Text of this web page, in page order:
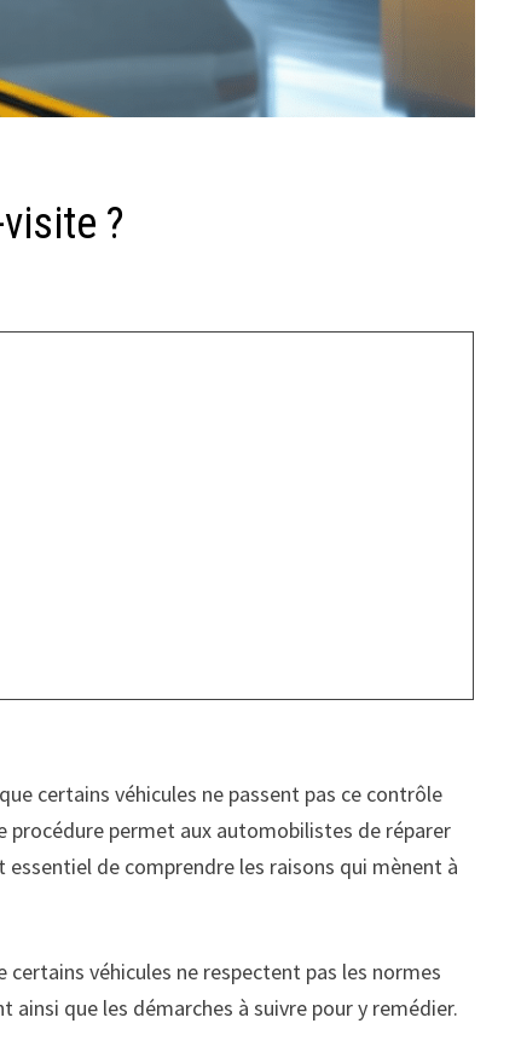
?
certains véhicules ne passent pas ce contrôle
procédure permet aux automobilistes de réparer
de comprendre les raisons qui mènent à
véhicules ne respectent pas les normes
que les démarches à suivre pour y remédier.